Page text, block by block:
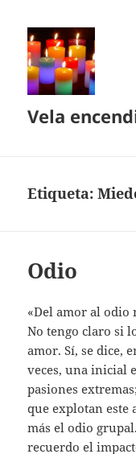
Vela
Etiqueta:
Odio
«Del amor al odio
No tengo claro si
amor. Sí, se dice,
veces, una inicial
pasiones
que explotan este
más el odio
recuerdo el